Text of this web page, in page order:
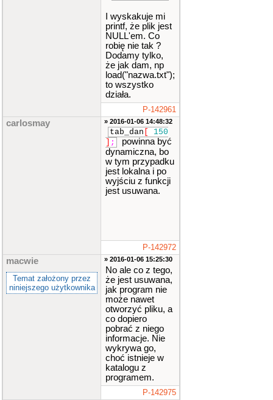
I wyskakuje mi
printf, że plik jest
NULL'em. Co
robię nie tak ?
Dodamy tylko,
że jak dam, np
load("nazwa.txt");
to wszystko
działa.
P-142961
carlosmay » 2016-01-06 14:48:32
tab_dan
150
] ;
powinna być
dynamiczna, bo
w tym przypadku
jest lokalna i po
wyjściu z funkcji
jest usuwana.
P-142972
macwie
Temat założony przez
niniejszego użytkownika
» 2016-01-06 15:25:30
No ale co z tego,
że jest usuwana,
jak program nie
może nawet
otworzyć pliku, a
co dopiero
pobrać z niego
informacje. Nie
wykrywa go,
choć istnieje w
katalogu z
programem.
P-142975